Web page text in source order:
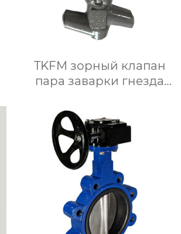
TKFM зорный клапан
пара заварки гнезда
кованой стали A105 для
электростанции